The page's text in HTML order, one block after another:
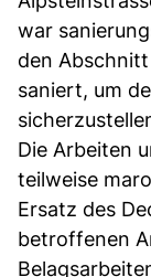
war
den Abschnitt
saniert, um
Die Arbeiten
teilweise
Ersatz des
betroffenen